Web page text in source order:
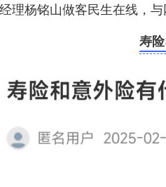
理杨铭山做客民生在线，
寿